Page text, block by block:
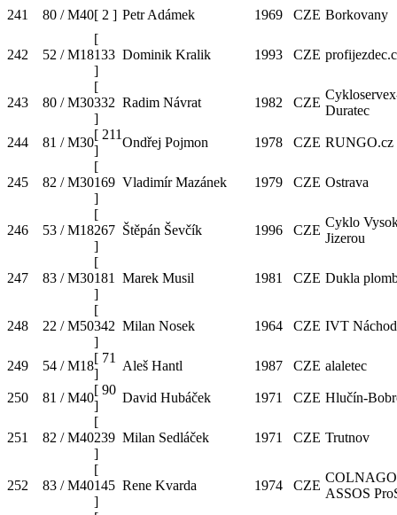
241 80 / M40[ 2 ] Petr Adámek 1969 CZE Borkovany
242 52 / M18
[
133
]
Dominik Kralik 1993 CZE
243 80 / M30
[
332
]
Radim Návrat 1982 CZE
Duratec
244 81 / M30
[ 211
]
Ondřej Pojmon 1978 CZE RUNGO.cz
245 82 / M30
[
169
]
Vladimír Mazánek 1979 CZE Ostrava
246 53 / M18
[
267
]
Štěpán Ševčík 1996 CZE
Cyklo
Jizerou
247 83 / M30
[
181
]
Marek Musil 1981 CZE Dukla
248 22 / M50
[
342
]
Milan Nosek 1964 CZE IVT Náchod
249 54 / M18
[ 71
]
Aleš Hantl 1987 CZE alaletec
250 81 / M40
[ 90
]
David Hubáček 1971 CZE Hlučín-
251 82 / M40
[
239
]
Milan Sedláček 1971 CZE Trutnov
252 83 / M40
[
145
]
Rene Kvarda 1974 CZE
ASSOS